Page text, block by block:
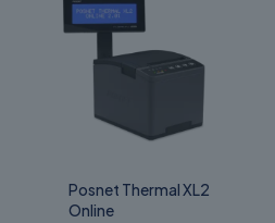
Posnet Thermal XL2
Online